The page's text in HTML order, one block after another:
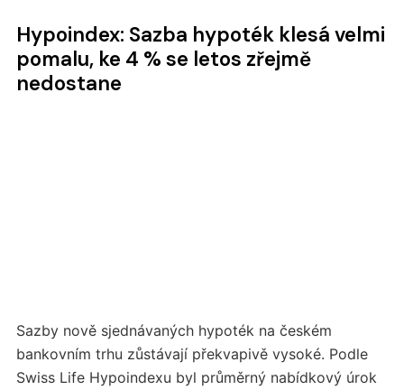
Hypoindex: Sazba hypoték klesá velmi
pomalu, ke 4 % se letos zřejmě
nedostane
Sazby nově sjednávaných hypoték na českém
bankovním trhu zůstávají překvapivě vysoké. Podle
Swiss Life Hypoindexu byl průměrný nabídkový úrok